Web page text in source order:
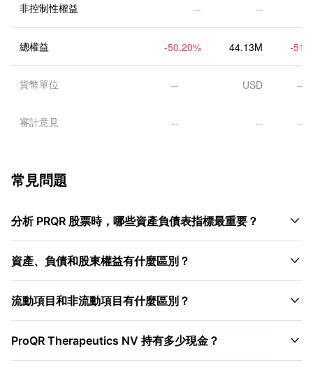
非控制性權益 -- --
總權益 -50.20% 44.13M -
貨幣單位 -- USD --
審計意見 -- -- --
常見問題
分析 PRQR 股票時，哪些資產負債表指標最重要？ 
資產、負債和股東權益有什麼區別？ 
流動項目和非流動項目有什麼區別？ 
ProQR Therapeutics NV 持有多少現金？ 